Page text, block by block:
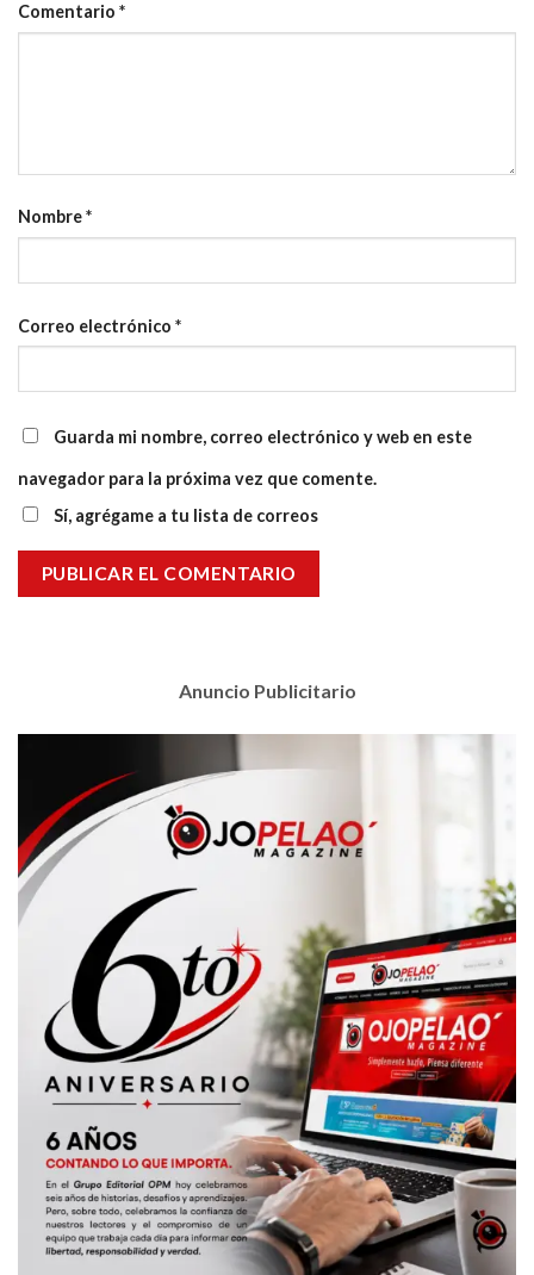
Comentario *
Nombre*
Correo electrónico *
Guarda mi nombre, correo electrónico y web en este
navegador para la próxima vez que comente.
Sí, agrégame a tu lista de correos
Anuncio Publicitario